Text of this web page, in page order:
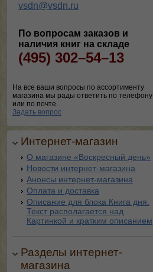
vsdn@vsdn.ru
По вопросам заказов и
наличия книг на складе
(495) 302–54–13
На все ваши вопросы по ассортименту
магазина мы рады ответить по телефону
или по почте.
Задать вопрос
Интернет-магазин
О магазине «Воскресный день»
Новости интернет-магазина
Анонсы интернет-магазина
Оплата и доставка
Описание для блока Книга дня.
Текст располагается над
Картинкой и кратким описанием
Разделы интернет-
магазина